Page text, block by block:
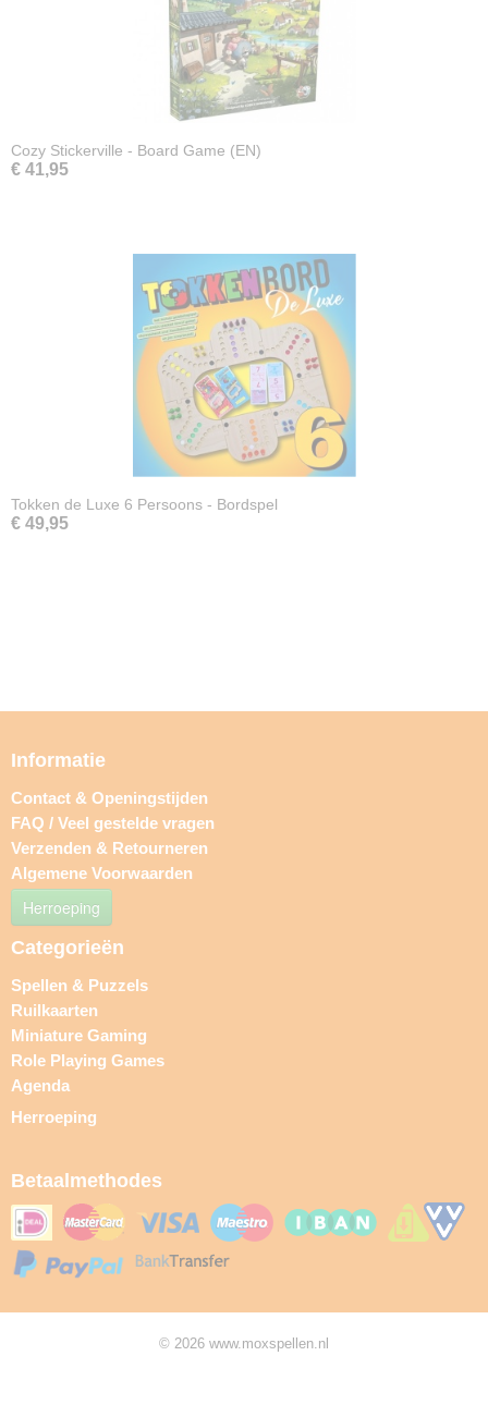
Cozy Stickerville - Board Game (EN)
€ 41,95
Tokken de Luxe 6 Persoons - Bordspel
€ 49,95
Informatie
Contact & Openingstijden
FAQ / Veel gestelde vragen
Verzenden & Retourneren
Algemene Voorwaarden
Herroeping
Categorieën
Spellen & Puzzels
Ruilkaarten
Miniature Gaming
Role Playing Games
Agenda
Herroeping
Betaalmethodes
© 2026 www.moxspellen.nl